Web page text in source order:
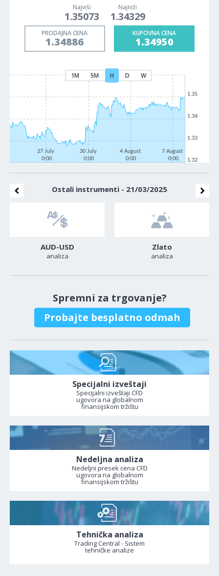
Najviši
1.35073
Najniži
1.34329
PRODAJNA CENA
1.34886
KUPOVNA CENA
1.34950
1M 5M H D W
27 July
0:00
30 July
0:00
4 August
0:00
7 August
0:00
1.32
1.33
1.34
1.35
Ostali instrumenti - 21/03/2025
AUD-USD
analiza
Zlato
analiza
Spremni za trgovanje?
Probajte besplatno odmah
Specijalni izveštaji
Specijalni izveštaji CFD
ugovora na globalnom
finansijskom tržištu
Nedeljna analiza
Nedeljni presek cena CFD
ugovora na globalnom
finansijskom tržištu
Tehnička analiza
Trading Central - Sistem
tehničke analize